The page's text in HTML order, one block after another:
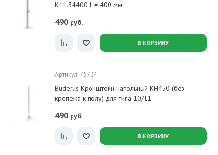
K11.34400 L = 400 мм
490 руб.
В КОРЗИНУ
Артикул: 75704
Buderus Кронштейн напольный KH450 (без
крепежа к полу) для типа 10/11
490 руб.
В КОРЗИНУ